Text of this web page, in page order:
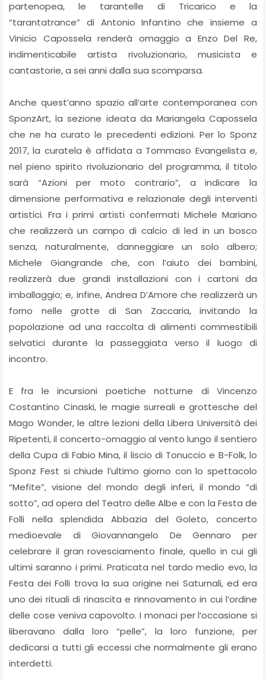
partenopea, le tarantelle di Tricarico e la
“tarantatrance” di Antonio Infantino che insieme a
Vinicio Capossela renderà omaggio a Enzo Del Re,
indimenticabile artista rivoluzionario, musicista e
cantastorie, a sei anni dalla sua scomparsa.
Anche quest’anno spazio all’arte contemporanea con
SponzArt, la sezione ideata da Mariangela Capossela
che ne ha curato le precedenti edizioni. Per lo Sponz
2017, la curatela è affidata a Tommaso Evangelista e,
nel pieno spirito rivoluzionario del programma, il titolo
sarà “Azioni per moto contrario”, a indicare la
dimensione performativa e relazionale degli interventi
artistici. Fra i primi artisti confermati Michele Mariano
che realizzerà un campo di calcio di led in un bosco
senza, naturalmente, danneggiare un solo albero;
Michele Giangrande che, con l’aiuto dei bambini,
realizzerà due grandi installazioni con i cartoni da
imballaggio; e, infine, Andrea D’Amore che realizzerà un
forno nelle grotte di San Zaccaria, invitando la
popolazione ad una raccolta di alimenti commestibili
selvatici durante la passeggiata verso il luogo di
incontro.
E fra le incursioni poetiche notturne di Vincenzo
Costantino Cinaski, le magie surreali e grottesche del
Mago Wonder, le altre lezioni della Libera Università dei
Ripetenti, il concerto-omaggio al vento lungo il sentiero
della Cupa di Fabio Mina, il liscio di Tonuccio e B-Folk, lo
Sponz Fest si chiude l’ultimo giorno con lo spettacolo
“Mefite”, visione del mondo degli inferi, il mondo “di
sotto”, ad opera del Teatro delle Albe e con la Festa de
Folli nella splendida Abbazia del Goleto, concerto
medioevale di Giovannangelo De Gennaro per
celebrare il gran rovesciamento finale, quello in cui gli
ultimi saranno i primi. Praticata nel tardo medio evo, la
Festa dei Folli trova la sua origine nei Saturnali, ed era
uno dei rituali di rinascita e rinnovamento in cui l’ordine
delle cose veniva capovolto. I monaci per l’occasione si
liberavano dalla loro “pelle”, la loro funzione, per
dedicarsi a tutti gli eccessi che normalmente gli erano
interdetti.